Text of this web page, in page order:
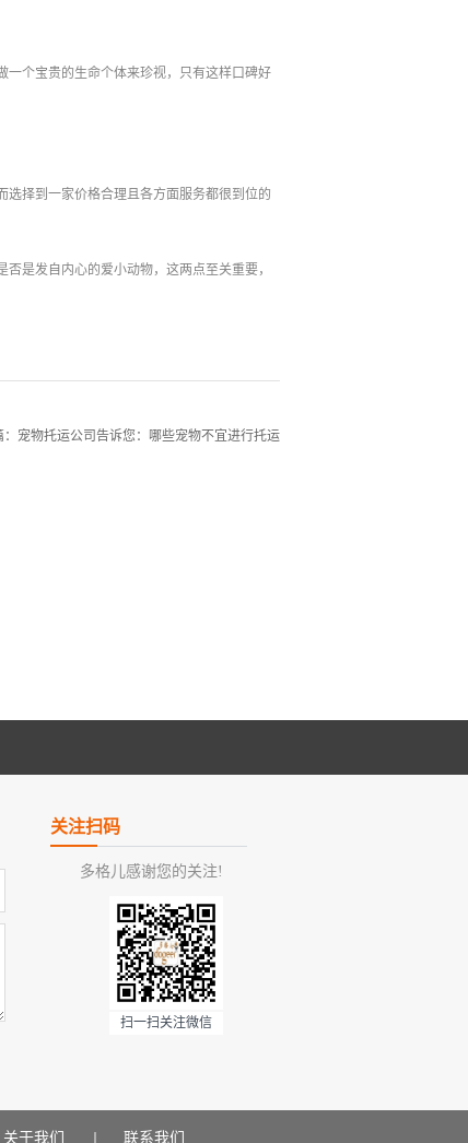
一个宝贵的生命个体来珍视，只有这样口碑好
择到一家价格合理且各方面服务都很到位的
是发自内心的爱小动物，这两点至关重要，
宠物托运公司告诉您：哪些宠物不宜进行托运
关注扫码
多格儿感谢您的关注!
扫一扫关注微信
关于我们 联系我们